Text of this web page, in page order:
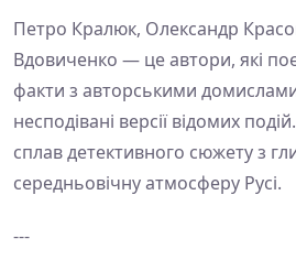
Петро Кралюк, Олександр
Вдовиченко — це автори, які
факти з авторськими
несподівані версії відомих
сплав детективного сюжету з
середньовічну атмосферу Русі.
---